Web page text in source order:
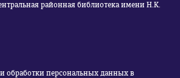
районная библиотека имени Н.К.
обработки персональных данных в